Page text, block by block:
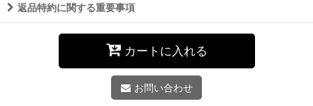
返品特約に関する重要事項
カートに入れる
お問い合わせ